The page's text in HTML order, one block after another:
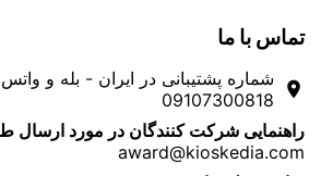
تماس با ما
room
شماره پشتیبانی در ایران - بله و
09107300818
راهنمایی شرکت کنندگان در مورد ارسال
award@kioskedia.com